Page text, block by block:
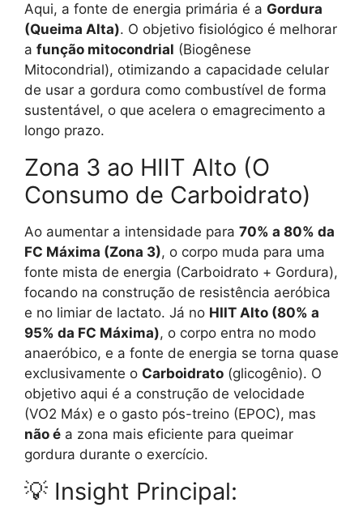
Aqui, a fonte de energia primária é a Gordura
(Queima Alta). O objetivo fisiológico é melhorar
a função mitocondrial (Biogênese
Mitocondrial), otimizando a capacidade celular
de usar a gordura como combustível de forma
sustentável, o que acelera o emagrecimento a
longo prazo.
Zona 3 ao HIIT Alto (O
Consumo de Carboidrato)
Ao aumentar a intensidade para 70% a 80% da
FC Máxima (Zona 3), o corpo muda para uma
fonte mista de energia (Carboidrato + Gordura),
focando na construção de resistência aeróbica
e no limiar de lactato. Já no HIIT Alto (80% a
95% da FC Máxima), o corpo entra no modo
anaeróbico, e a fonte de energia se torna quase
exclusivamente o Carboidrato (glicogênio). O
objetivo aqui é a construção de velocidade
(VO2 Máx) e o gasto pós-treino (EPOC), mas
não é a zona mais eficiente para queimar
gordura durante o exercício.
💡 Insight Principal: